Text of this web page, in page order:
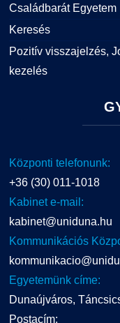
Családbarát Egyetem
Keresés
Pozitív visszajelzés,
kezelés
Központi telefonunk:
+36 (30) 011-1018
Kabinet e-mail:
kabinet@uniduna.hu
Kommunikációs
Egyetemünk címe:
Dunaújváros,
Postacím: